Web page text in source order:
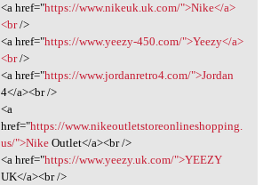
<a href="https://www.nikeuk.uk.com/">Nike</a>
<br/>
<a href="https://www.yeezy-450.com/">Yeezy</a>
<br/>
<a href="https://www.jordanretro4.com/">Jordan
4</a><br />
<a
href="https://www.nikeoutletstoreonlineshopping.
us/">NikeOutlet</a><br />
<a href="https://www.yeezy.uk.com/">YEEZY
UK</a><br />